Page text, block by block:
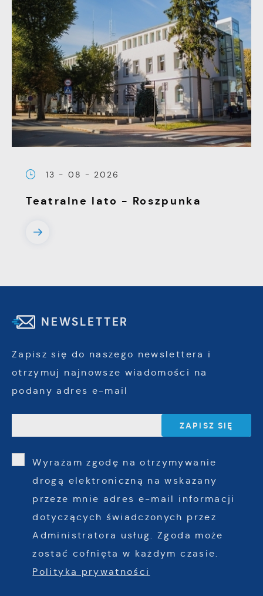
13 - 08 - 2026
Teatralne lato - Roszpunka
NEWSLETTER
Zapisz się do naszego newslettera i
otrzymuj najnowsze wiadomości na
podany adres e-mail
Wyrażam zgodę na otrzymywanie
drogą elektroniczną na wskazany
przeze mnie adres e-mail informacji
dotyczących świadczonych przez
Administratora usług. Zgoda może
zostać cofnięta w każdym czasie.
Polityka prywatności